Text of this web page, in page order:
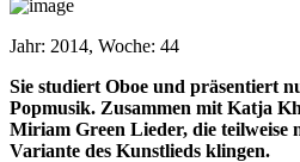
Jahr: 2014, Woche: 44
Sie studiert Oboe und präsentiert
Popmusik. Zusammen mit Katja
Miriam Green Lieder, die teilweise
Variante des Kunstlieds klingen.